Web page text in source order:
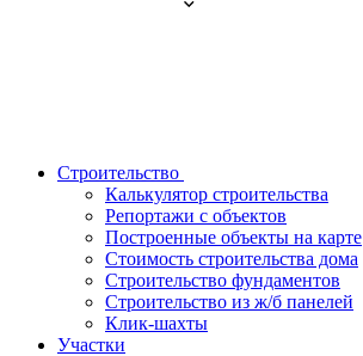
Строительство
Калькулятор строительства
Репортажи с объектов
Построенные объекты на карте
Стоимость строительства дома
Строительство фундаментов
Строительство из ж/б панелей
Клик-шахты
Участки